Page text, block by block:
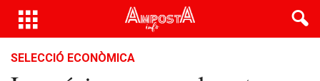
SELECCIÓ ECONÒMICA